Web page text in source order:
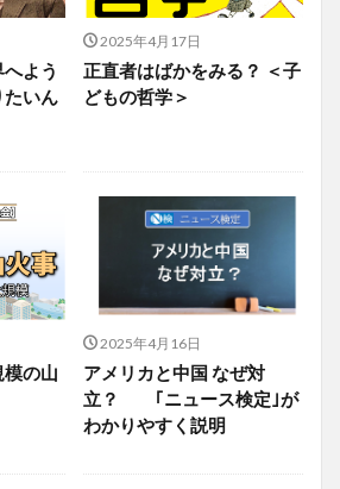
よう
たいん
2025年4月17日
正直者はばかをみる？ ＜子
どもの哲学＞
の山
2025年4月16日
アメリカと中国 なぜ対
立？ ｢ニュース検定｣が
わかりやすく説明